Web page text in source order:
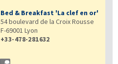
Bed & Breakfast 'La clef en or'
54 boulevard de la Croix Rousse
F-69001 Lyon
+33-478-281632